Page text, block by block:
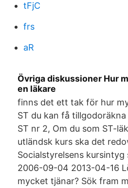
tFjC
frs
aR
Övriga diskussioner Hur
en läkare
finns det ett tak för hur
ST du kan få
ST nr 2, Om du som ST-
utländsk kurs ska det
Socialstyrelsens
2006-09-04 2013-04-16
mycket tjänar? Sök fram